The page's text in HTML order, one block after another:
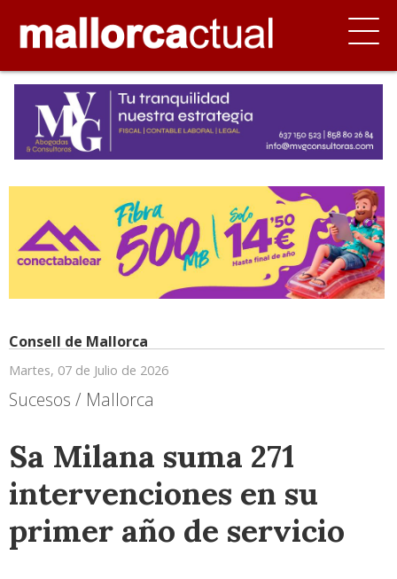
Consell de Mallorca
Martes, 07 de Julio de 2026
Sucesos / Mallorca
Sa Milana suma 271
intervenciones en su
primer año de servicio